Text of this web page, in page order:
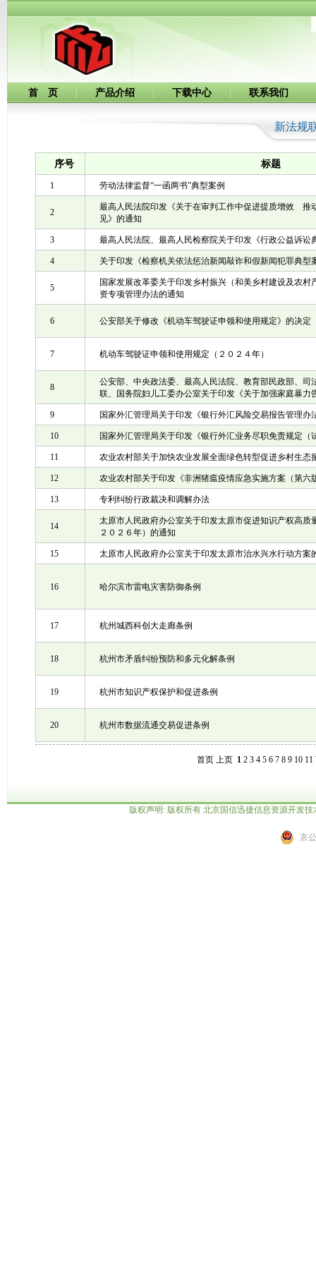
首 页 产品介绍 下载中心 联系我们
新法规
序号 标题
1 劳动法律监督“一函两书”典型案例
2
最高人民法院印发《关于在审判工作中促进提质增效 推
见》的通知
3 最高人民法院、最高人民检察院关于印发《行政公益诉讼
4 关于印发《检察机关依法惩治新闻敲诈和假新闻犯罪典型
5
国家发展改革委关于印发乡村振兴（和美乡村建设及农
资专项管理办法的通知
6 公安部关于修改《机动车驾驶证申领和使用规定》的决定
7 机动车驾驶证申领和使用规定（２０２４年）
8
公安部、中央政法委、最高人民法院、教育部民政部、司
联、国务院妇儿工委办公室关于印发《关于加强家庭暴力
9 国家外汇管理局关于印发《银行外汇风险交易报告管理办
10 国家外汇管理局关于印发《银行外汇业务尽职免责规定（
11 农业农村部关于加快农业发展全面绿色转型促进乡村生态
12 农业农村部关于印发《非洲猪瘟疫情应急实施方案（第六
13 专利纠纷行政裁决和调解办法
14
太原市人民政府办公室关于印发太原市促进知识产权高
２０２６年）的通知
15 太原市人民政府办公室关于印发太原市治水兴水行动方案
16 哈尔滨市雷电灾害防御条例
17 杭州城西科创大走廊条例
18 杭州市矛盾纠纷预防和多元化解条例
19 杭州市知识产权保护和促进条例
20 杭州市数据流通交易促进条例
首页 上页 1 2 3 4 5 6 7 8 9 10 11
版权声明: 版权所有 北京国信迅捷信息资源开发
京